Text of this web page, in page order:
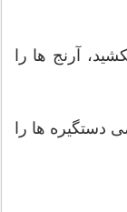
آرنج ها را
دستگیره ها را